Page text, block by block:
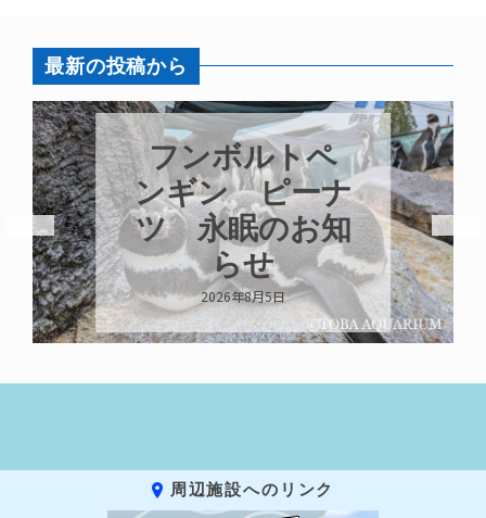
最新の投稿から
フンボルトペ
ンギン ピーナ
ツ 永眠のお知
らせ
2026年8月5日
周辺施設へのリンク